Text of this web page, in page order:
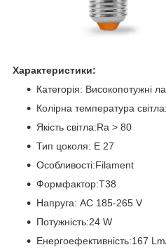
Характеристики:
Категорія: Високопотужні
Колірна температура
Якість світла:Ra > 80
Тип цоколя: Е 27
Особливості:Filament
Формфактор:T38
Напруга: AC 185-265 V
Потужність:24 W
Енергоефективність:167